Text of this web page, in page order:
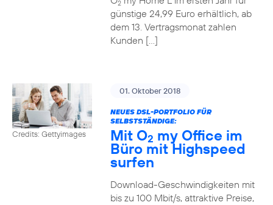
2
günstige 24,99 Euro erhältlich, ab
dem 13. Vertragsmonat zahlen
Kunden […]
Credits: Gettyimages
01. Oktober 2018
NEUES DSL-PORTFOLIO FÜR
SELBSTSTÄNDIGE:
Mit O2 my Office im
Büro mit Highspeed
surfen
Download-Geschwindigkeiten mit
bis zu 100 Mbit/s, attraktive Preise,